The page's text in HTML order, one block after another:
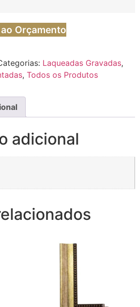
Orçamento
Laqueadas Gravadas,
, Todos os Produtos
adicional